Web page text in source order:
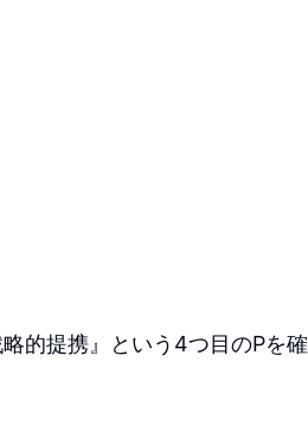
的提携』という4つ目のPを確